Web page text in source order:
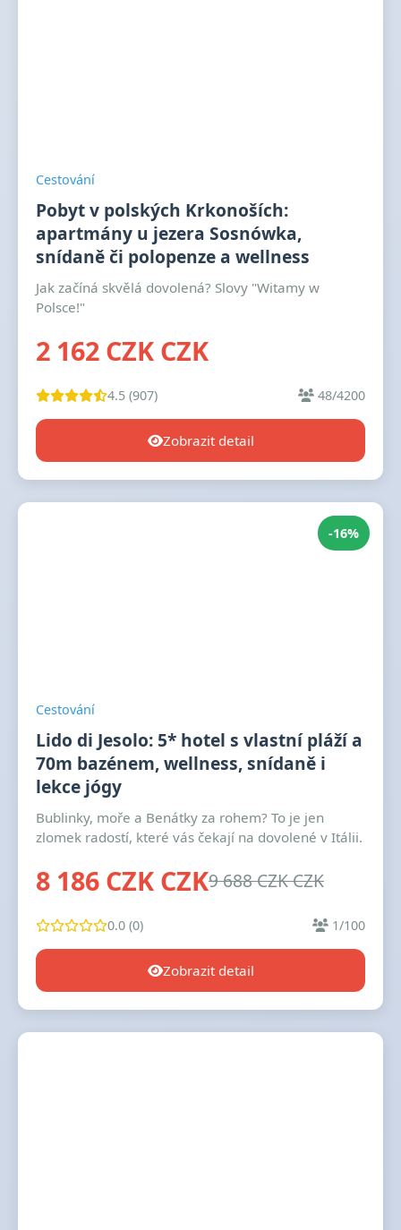
Cestování
Pobyt v polských Krkonoších:
apartmány u jezera Sosnówka,
snídaně či polopenze a wellness
Jak začíná skvělá dovolená? Slovy "Witamy w
Polsce!"
2 162 CZK CZK
4.5 (907) 48/4200
Zobrazit detail
-16%
Cestování
Lido di Jesolo: 5* hotel s vlastní pláží a
70m bazénem, wellness, snídaně i
lekce jógy
Bublinky, moře a Benátky za rohem? To je jen
zlomek radostí, které vás čekají na dovolené v Itálii.
8 186 CZK CZK9 688 CZK CZK
0.0 (0) 1/100
Zobrazit detail